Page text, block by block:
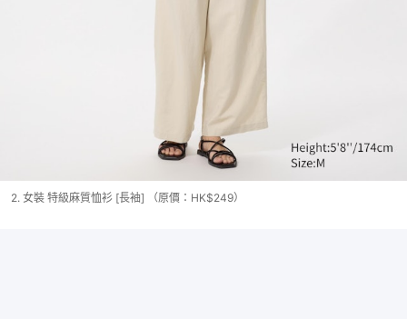
2. 女裝 特級麻質恤衫 [長袖] （原價：HK$249）